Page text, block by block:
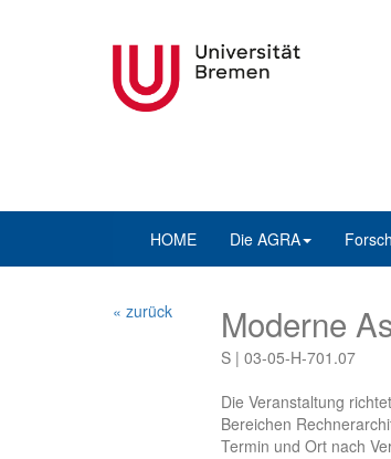
HOME Die AGRA
« zurück Moderne
S | 03-05-H-701.07
Die Veranstaltung
Bereichen
Termin und Ort nach